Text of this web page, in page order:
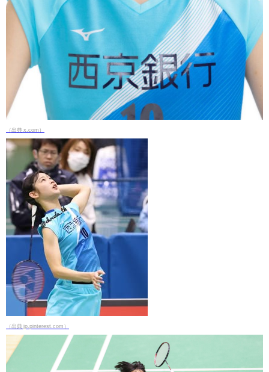
（出典 x.com）
（出典 jp.pinterest.com）